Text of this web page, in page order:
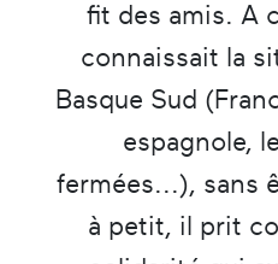
fit des amis. A
connaissait la
Basque Sud
espagnole,
fermées...), sans
à petit, il prit